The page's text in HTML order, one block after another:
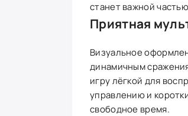
станет важной
Приятная
Визуальное
динамичным
игру лёгкой для
управлению и
свободное время.